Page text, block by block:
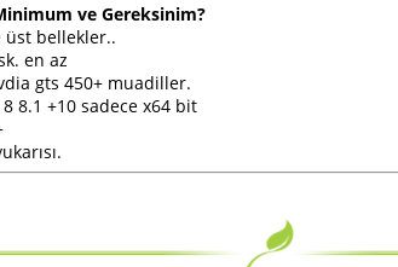
ve Gereksinim?
üst bellekler..
en az
gts 450+ muadiller.
8 8.1 +10 sadece x64 bit